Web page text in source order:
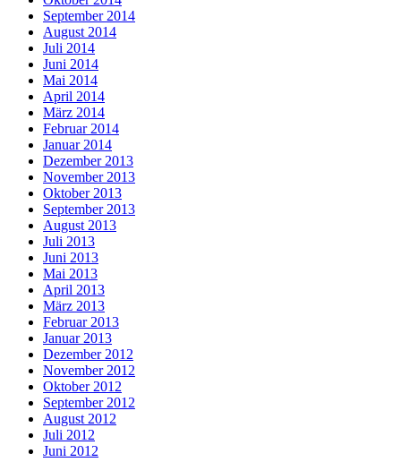
September 2014
August 2014
Juli 2014
Juni 2014
Mai 2014
April 2014
März 2014
Februar 2014
Januar 2014
Dezember 2013
November 2013
Oktober 2013
September 2013
August 2013
Juli 2013
Juni 2013
Mai 2013
April 2013
März 2013
Februar 2013
Januar 2013
Dezember 2012
November 2012
Oktober 2012
September 2012
August 2012
Juli 2012
Juni 2012